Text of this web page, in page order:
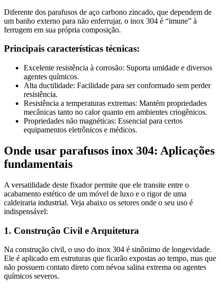
Diferente dos parafusos de aço carbono zincado, que dependem de
um banho externo para não enferrujar, o inox 304 é “imune” à
ferrugem em sua própria composição.
Principais características técnicas:
Excelente resistência à corrosão: Suporta umidade e diversos
agentes químicos.
Alta ductilidade: Facilidade para ser conformado sem perder
resistência.
Resistência a temperaturas extremas: Mantém propriedades
mecânicas tanto no calor quanto em ambientes criogênicos.
Propriedades não magnéticas: Essencial para certos
equipamentos eletrônicos e médicos.
Onde usar parafusos inox 304: Aplicações
fundamentais
A versatilidade deste fixador permite que ele transite entre o
acabamento estético de um móvel de luxo e o rigor de uma
caldeiraria industrial. Veja abaixo os setores onde o seu uso é
indispensável:
1. Construção Civil e Arquitetura
Na construção civil, o uso do inox 304 é sinônimo de longevidade.
Ele é aplicado em estruturas que ficarão expostas ao tempo, mas que
não possuem contato direto com névoa salina extrema ou agentes
químicos severos.